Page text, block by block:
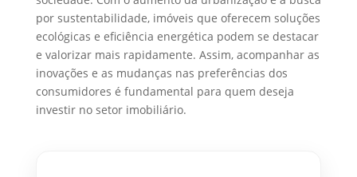
por sustentabilidade, imóveis que oferecem soluções
ecológicas e eficiência energética podem se destacar
e valorizar mais rapidamente. Assim, acompanhar as
inovações e as mudanças nas preferências dos
consumidores é fundamental para quem deseja
investir no setor imobiliário.